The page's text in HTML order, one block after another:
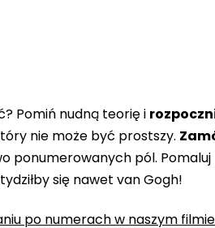
Pomiń nudną teorię i
nie może być prostszy.
ponumerowanych pól.
się nawet van Gogh!
po numerach w naszym